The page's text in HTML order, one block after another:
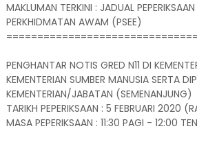
MAKLUMAN TERKINI : JADUAL
PERKHIDMATAN AWAM (PSEE)
PENGHANTAR NOTIS GRED N11 DI
KEMENTERIAN SUMBER MANUSIA SERTA
KEMENTERIAN/JABATAN (SEMENANJUNG)
TARIKH PEPERIKSAAN : 5 FEBRUARI 2020
MASA PEPERIKSAAN : 11:30 PAGI - 12:00